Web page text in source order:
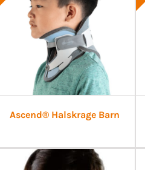
Ascend® Halskrage Barn